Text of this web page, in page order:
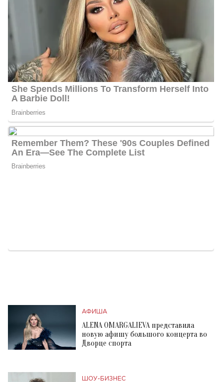
АФИША
ALENA OMARGALIEVA представила
новую афишу большого концерта во
Дворце спорта
ШОУ-БИЗНЕС